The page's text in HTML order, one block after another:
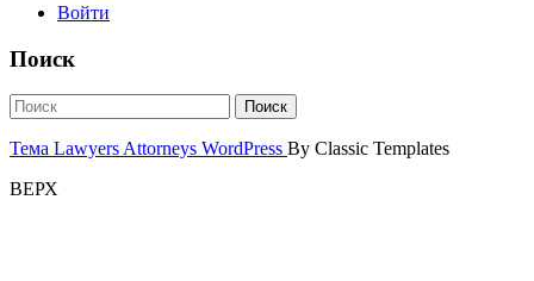
Войти
Поиск
Тема Lawyers Attorneys WordPress By Classic Templates
ВЕРХ